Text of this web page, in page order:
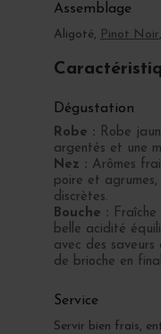
Assemblage
Aligoté, Pinot Noir,
Dégustation
Robe : Robe
argentés et une
Nez : Arômes
poire et
discrètes.
Bouche :
belle acidité
avec des
de brioche en
Service
Servir bien frais,